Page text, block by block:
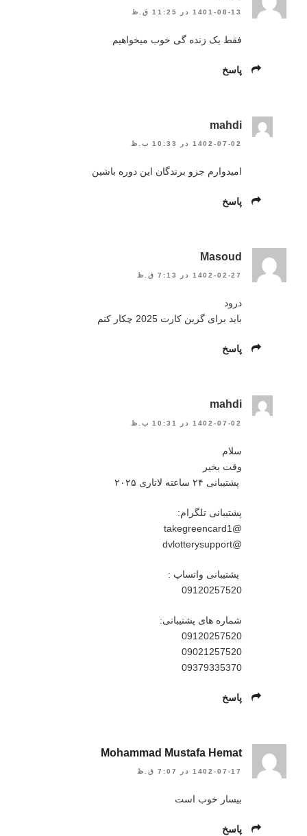
1401-08-13 در 11:25 ق.ظ
فقط یک زنده گی خوب میخواهیم
پاسخ
mahdi
1402-07-02 در 10:33 ب.ظ
امیدوارم جزو برندگان این دوره باشین
پاسخ
Masoud
1402-02-27 در 7:13 ق.ظ
درود
باید برای گرین کارت 2025 چکار کنم
پاسخ
mahdi
1402-07-02 در 10:31 ب.ظ
سلام
وقت بخیر
‍ پشتیبانی ۲۴ ساعته لاتاری ۲۰۲۵
پشتیبانی تلگرام:
@takegreencard1
@dvlotterysupport
️ پشتیبانی واتساپ :
09120257520
شماره های پشتیبانی:
09120257520
09021257520
09379335370
پاسخ
Mohammad Mustafa Hemat
1402-07-17 در 7:07 ق.ظ
بیسار خوب است
پاسخ